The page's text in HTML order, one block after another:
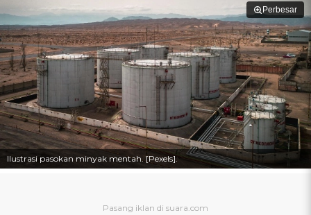
Perbesar
Ilustrasi pasokan minyak mentah. [Pexels].